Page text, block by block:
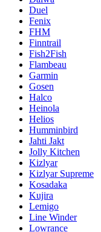
Duel
Fenix
FHM
Finntrail
Fish2Fish
Flambeau
Garmin
Gosen
Halco
Heinola
Helios
Humminbird
Jahti Jakt
Jolly Kitchen
Kizlyar
Kizlyar Supreme
Kosadaka
Kujira
Lemigo
Line Winder
Lowrance